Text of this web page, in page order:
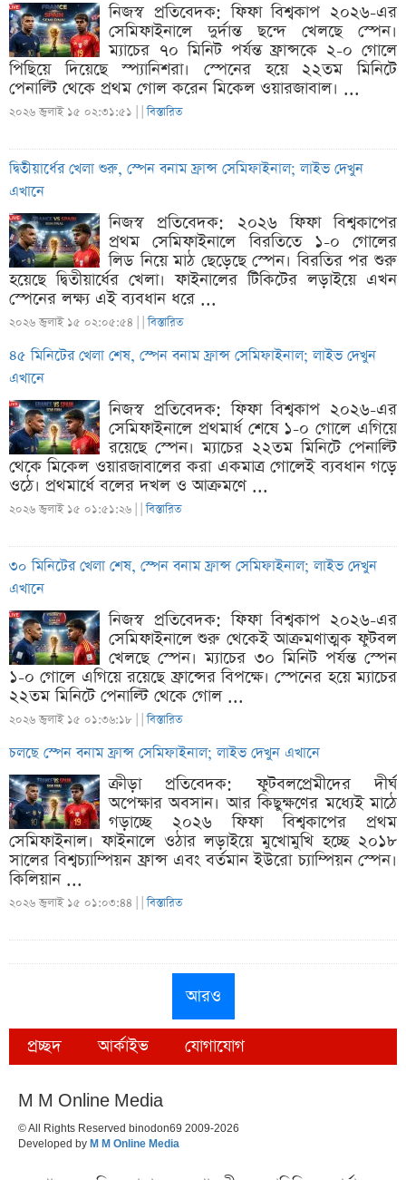
নিজস্ব প্রতিবেদক: ফিফা বিশ্বকাপ ২০২৬-এর
সেমিফাইনালে দুর্দান্ত ছন্দে খেলছে স্পেন।
ম্যাচের ৭০ মিনিট পর্যন্ত ফ্রান্সকে ২-০ গোলে
পিছিয়ে দিয়েছে স্প্যানিশরা। স্পেনের হয়ে ২২তম মিনিটে
পেনাল্টি থেকে প্রথম গোল করেন মিকেল ওয়ারজাবাল। ...
২০২৬ জুলাই ১৫ ০২:৩১:৫১ | |বিস্তারিত
দ্বিতীয়ার্ধের খেলা শুরু, স্পেন বনাম ফ্রান্স সেমিফাইনাল; লাইভ দেখুন
এখানে
নিজস্ব প্রতিবেদক: ২০২৬ ফিফা বিশ্বকাপের
প্রথম সেমিফাইনালে বিরতিতে ১-০ গোলের
লিড নিয়ে মাঠ ছেড়েছে স্পেন। বিরতির পর শুরু
হয়েছে দ্বিতীয়ার্ধের খেলা। ফাইনালের টিকিটের লড়াইয়ে এখন
স্পেনের লক্ষ্য এই ব্যবধান ধরে ...
২০২৬ জুলাই ১৫ ০২:০৫:৫৪ | |বিস্তারিত
৪৫ মিনিটের খেলা শেষ, স্পেন বনাম ফ্রান্স সেমিফাইনাল; লাইভ দেখুন
এখানে
নিজস্ব প্রতিবেদক: ফিফা বিশ্বকাপ ২০২৬-এর
সেমিফাইনালে প্রথমার্ধ শেষে ১-০ গোলে এগিয়ে
রয়েছে স্পেন। ম্যাচের ২২তম মিনিটে পেনাল্টি
থেকে মিকেল ওয়ারজাবালের করা একমাত্র গোলেই ব্যবধান গড়ে
ওঠে। প্রথমার্ধে বলের দখল ও আক্রমণে ...
২০২৬ জুলাই ১৫ ০১:৫১:২৬ | |বিস্তারিত
৩০ মিনিটের খেলা শেষ, স্পেন বনাম ফ্রান্স সেমিফাইনাল; লাইভ দেখুন
এখানে
নিজস্ব প্রতিবেদক: ফিফা বিশ্বকাপ ২০২৬-এর
সেমিফাইনালে শুরু থেকেই আক্রমণাত্মক ফুটবল
খেলছে স্পেন। ম্যাচের ৩০ মিনিট পর্যন্ত স্পেন
১-০ গোলে এগিয়ে রয়েছে ফ্রান্সের বিপক্ষে। স্পেনের হয়ে ম্যাচের
২২তম মিনিটে পেনাল্টি থেকে গোল ...
২০২৬ জুলাই ১৫ ০১:৩৬:১৮ | |বিস্তারিত
চলছে স্পেন বনাম ফ্রান্স সেমিফাইনাল; লাইভ দেখুন এখানে
ক্রীড়া প্রতিবেদক: ফুটবলপ্রেমীদের দীর্ঘ
অপেক্ষার অবসান। আর কিছুক্ষণের মধ্যেই মাঠে
গড়াচ্ছে ২০২৬ ফিফা বিশ্বকাপের প্রথম
সেমিফাইনাল। ফাইনালে ওঠার লড়াইয়ে মুখোমুখি হচ্ছে ২০১৮
সালের বিশ্বচ্যাম্পিয়ন ফ্রান্স এবং বর্তমান ইউরো চ্যাম্পিয়ন স্পেন।
কিলিয়ান ...
২০২৬ জুলাই ১৫ ০১:০৩:৪৪ | |বিস্তারিত
আরও
প্রচ্ছদ আর্কাইভ যোগাযোগ
M M Online Media
© All Rights Reserved binodon69 2009-2026
Developed by M M Online Media